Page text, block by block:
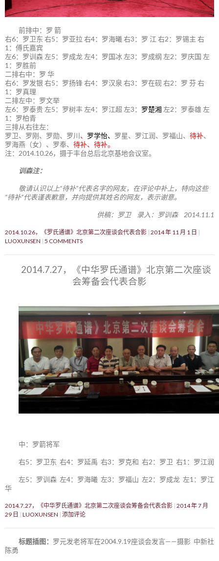
前排中：罗 箭
右6：罗卫东 右5：罗亚拉 右4：罗海曦 右3：罗 江 右2：罗锡主 右
1：傅氏嘉宾
左6：罗训森 左5：罗成龙 左4：罗国冰 左3：罗成纲 左2：罗庆国 左
1：罗胜前
二排右中：罗 华
右6：罗发银 右5：罗扬锋 右4：罗汉泉 右3：罗在砚 右2：罗 芬 右
1：罗真理
二排左中：罗文举
左6：罗泰贵 左5：罗树丰 左4：罗江超 左3： 罗楚湘 左2：罗泰雄 左
1：罗柏青
三排从右往左：
罗卫、罗刚、罗勋、罗川 、 罗学怡、 罗星、罗江润、罗福山、 待补、
罗海燕（女）、罗奉、 待补、待补。
注：2014.10.26，摄于丰台总后北京基地会议室。
训森注：
敬请认识以上“待补”代表名字的网友，在评论中补上，特向这些
“待补”代表谨表歉意，并向提供其姓名的网友，表示谢意。
供稿：罗卫 录入：罗训森 2014.11.1
2014.10.26，《罗氏通谱》北京第二次座谈会代表合影 2014 年 11 月 1 日
LUOXUNSEN 5 COMMENTS
2014.7.27，《中华罗氏通谱》北京第二次座谈
会筹备会代表合影
中：罗箭将军
右5：罗卫东 右4：罗延禹 右3：罗克和 右2：罗卫 右1：罗江润
左5：罗训森 左4：罗海曦 左3：罗福山 左2：罗成龙 左1：罗江
华
2014.7.27，《中华罗氏通谱》北京第二次座谈会筹备会代表合影 2014 年 7 月
29 日
LUOXUNSEN 添加评论
标题插图： 罗元发老将军在2004.9.19座谈会发言——摄影 中新社
陈勇